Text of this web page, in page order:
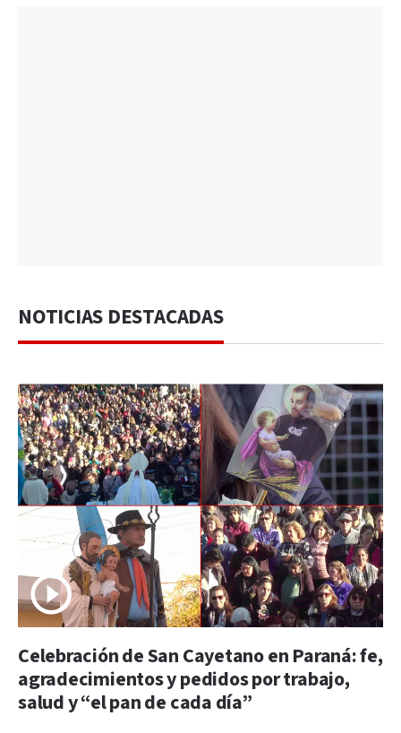
NOTICIAS DESTACADAS
Celebración de San Cayetano en Paraná: fe,
agradecimientos y pedidos por trabajo,
salud y “el pan de cada día”